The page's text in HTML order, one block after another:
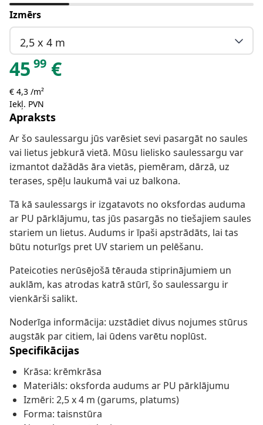
Izmērs
2,5 x 4 m
45 99 €
€ 4,3 /m²
Iekļ. PVN
Apraksts
Ar šo saulessargu jūs varēsiet sevi pasargāt no saules
vai lietus jebkurā vietā. Mūsu lielisko saulessargu var
izmantot dažādās āra vietās, piemēram, dārzā, uz
terases, spēļu laukumā vai uz balkona.
Tā kā saulessargs ir izgatavots no oksfordas auduma
ar PU pārklājumu, tas jūs pasargās no tiešajiem saules
stariem un lietus. Audums ir īpaši apstrādāts, lai tas
būtu noturīgs pret UV stariem un pelēšanu.
Pateicoties nerūsējošā tērauda stiprinājumiem un
auklām, kas atrodas katrā stūrī, šo saulessargu ir
vienkārši salikt.
Noderīga informācija: uzstādiet divus nojumes stūrus
augstāk par citiem, lai ūdens varētu noplūst.
Specifikācijas
Krāsa: krēmkrāsa
Materiāls: oksforda audums ar PU pārklājumu
Izmēri: 2,5 x 4 m (garums, platums)
Forma: taisnstūra